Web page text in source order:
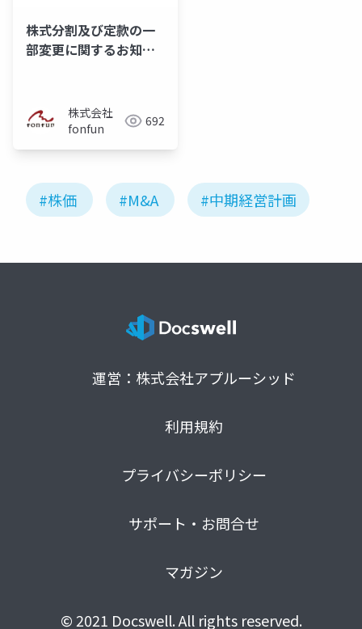
株式分割及び定款の一
部変更に関するお知ら
株式会社
fonfun
692
#株価 #M&A #中期経営計画
運営：株式会社アプルーシッド
利用規約
プライバシーポリシー
サポート・お問合せ
マガジン
© 2021 Docswell. All rights reserved.